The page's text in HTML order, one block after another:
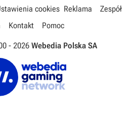
cookies Reklama
Zespół
Kontakt Pomoc
- 2026 Webedia Polska SA